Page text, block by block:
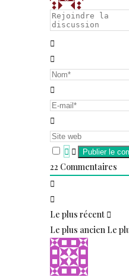
22 Commentaires
Le plus récent
Le plus ancien Le